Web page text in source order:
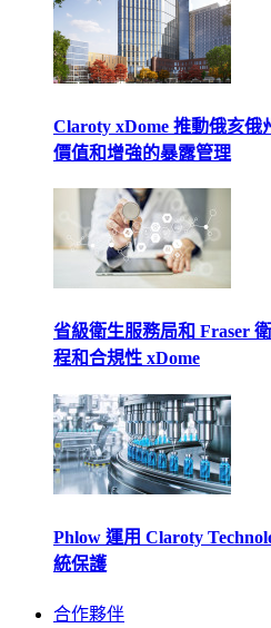
Claroty xDome 推動俄亥
價值和增強的暴露管理
省級衛生服務局和 Fraser
程和合規性 xDome
Phlow 運用 Claroty
統保護
合作夥伴